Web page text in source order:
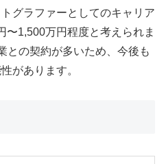
グラファーとしてのキャリア
〜1,500万円程度と考えられま
との契約が多いため、今後も
があります。